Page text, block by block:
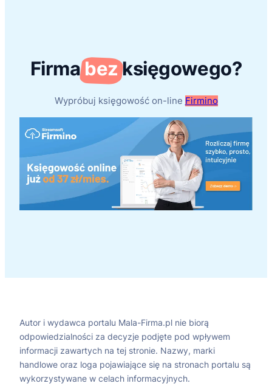
Firmabezksięgowego?
Wypróbuj księgowość on-line Firmino
Autor i wydawca portalu Mala-Firma.pl nie biorą
odpowiedzialności za decyzje podjęte pod wpływem
informacji zawartych na tej stronie. Nazwy, marki
handlowe oraz loga pojawiające się na stronach portalu są
wykorzystywane w celach informacyjnych.